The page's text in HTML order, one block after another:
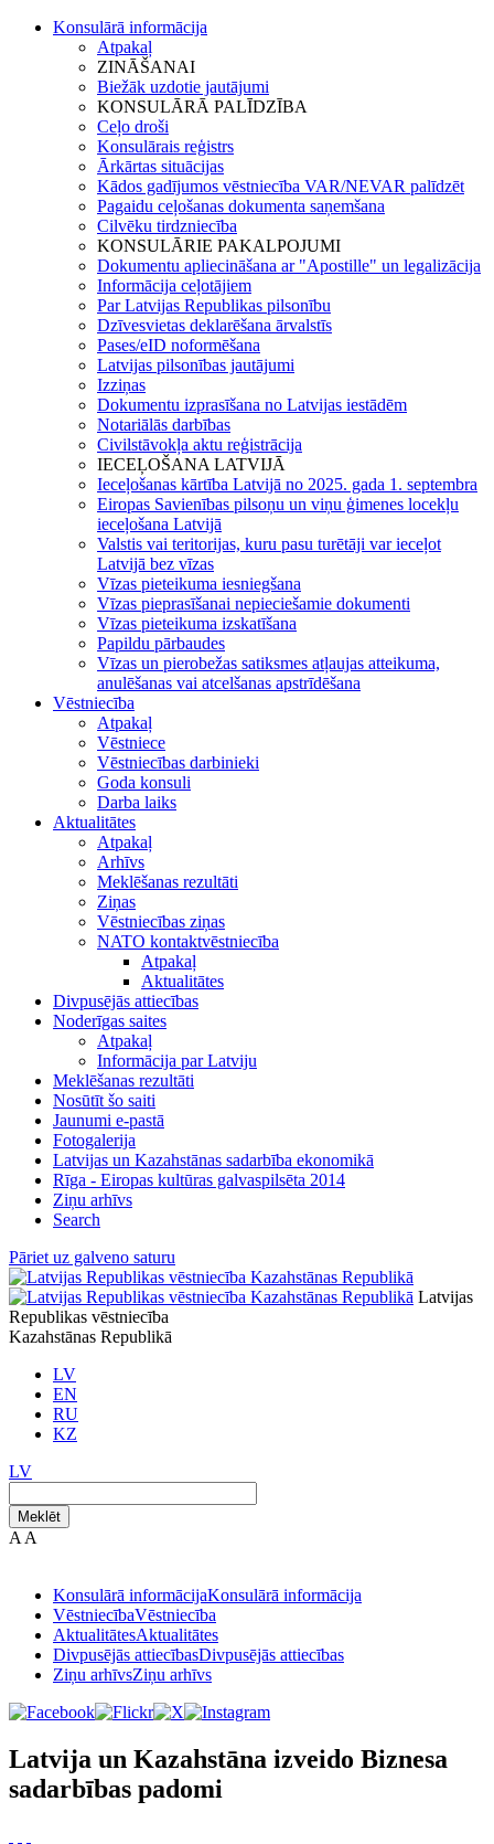
Konsulārā informācija
Atpakaļ
ZINĀŠANAI
Biežāk uzdotie jautājumi
KONSULĀRĀ PALĪDZĪBA
Ceļo droši
Konsulārais reģistrs
Ārkārtas situācijas
Kādos gadījumos vēstniecība VAR/NEVAR palīdzēt
Pagaidu ceļošanas dokumenta saņemšana
Cilvēku tirdzniecība
KONSULĀRIE PAKALPOJUMI
Dokumentu apliecināšana ar "Apostille" un legalizācija
Informācija ceļotājiem
Par Latvijas Republikas pilsonību
Dzīvesvietas deklarēšana ārvalstīs
Pases/eID noformēšana
Latvijas pilsonības jautājumi
Izziņas
Dokumentu izprasīšana no Latvijas iestādēm
Notariālās darbības
Civilstāvokļa aktu reģistrācija
IECEĻOŠANA LATVIJĀ
Ieceļošanas kārtība Latvijā no 2025. gada 1. septembra
Eiropas Savienības pilsoņu un viņu ģimenes locekļu
ieceļošana Latvijā
Valstis vai teritorijas, kuru pasu turētāji var ieceļot
Latvijā bez vīzas
Vīzas pieteikuma iesniegšana
Vīzas pieprasīšanai nepieciešamie dokumenti
Vīzas pieteikuma izskatīšana
Papildu pārbaudes
Vīzas un pierobežas satiksmes atļaujas atteikuma,
anulēšanas vai atcelšanas apstrīdēšana
Vēstniecība
Atpakaļ
Vēstniece
Vēstniecības darbinieki
Goda konsuli
Darba laiks
Aktualitātes
Atpakaļ
Arhīvs
Meklēšanas rezultāti
Ziņas
Vēstniecības ziņas
NATO kontaktvēstniecība
Atpakaļ
Aktualitātes
Divpusējās attiecības
Noderīgas saites
Atpakaļ
Informācija par Latviju
Meklēšanas rezultāti
Nosūtīt šo saiti
Jaunumi e-pastā
Fotogalerija
Latvijas un Kazahstānas sadarbība ekonomikā
Rīga - Eiropas kultūras galvaspilsēta 2014
Ziņu arhīvs
Search
Pāriet uz galveno saturu
Latvijas
Republikas vēstniecība
Kazahstānas Republikā
LV
EN
RU
KZ
LV
Meklēt
A A
Konsulārā informācijaKonsulārā informācija
VēstniecībaVēstniecība
AktualitātesAktualitātes
Divpusējās attiecībasDivpusējās attiecības
Ziņu arhīvsZiņu arhīvs
Latvija un Kazahstāna izveido Biznesa
sadarbības padomi